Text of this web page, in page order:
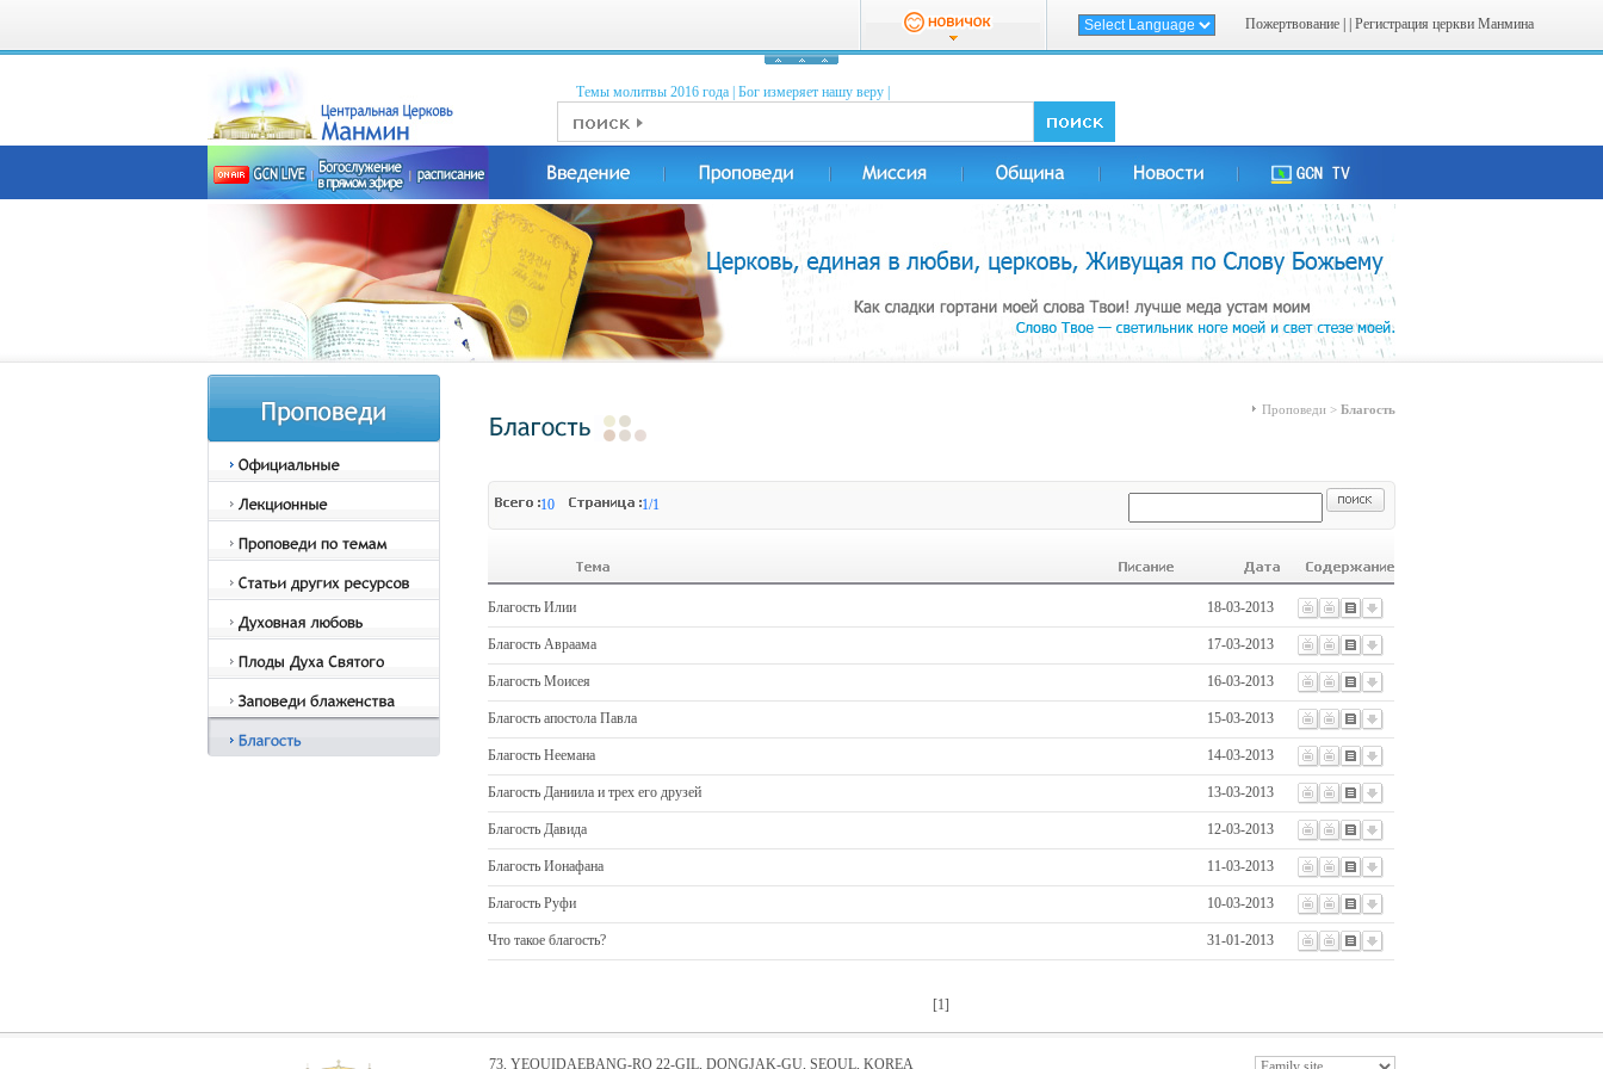
Пожертвование Регистрация церкви Манмина
Темы молитвы 2016 годa Бог измеряет нашу веру
Проповеди > Благость
10 1/1
Благость Илии 18-03-2013
Благость Авраама 17-03-2013
Благость Моисея 16-03-2013
Благость апостола Павла 15-03-2013
Благость Неемана 14-03-2013
Благость Даниила и трех его друзей 13-03-2013
Благость Давида 12-03-2013
Благость Ионафана 11-03-2013
Благость Руфи 10-03-2013
Что такое благость? 31-01-2013
[1]
73, YEOUIDAEBANG-RO 22-GIL, DONGJAK-GU, SEOUL, KOREA